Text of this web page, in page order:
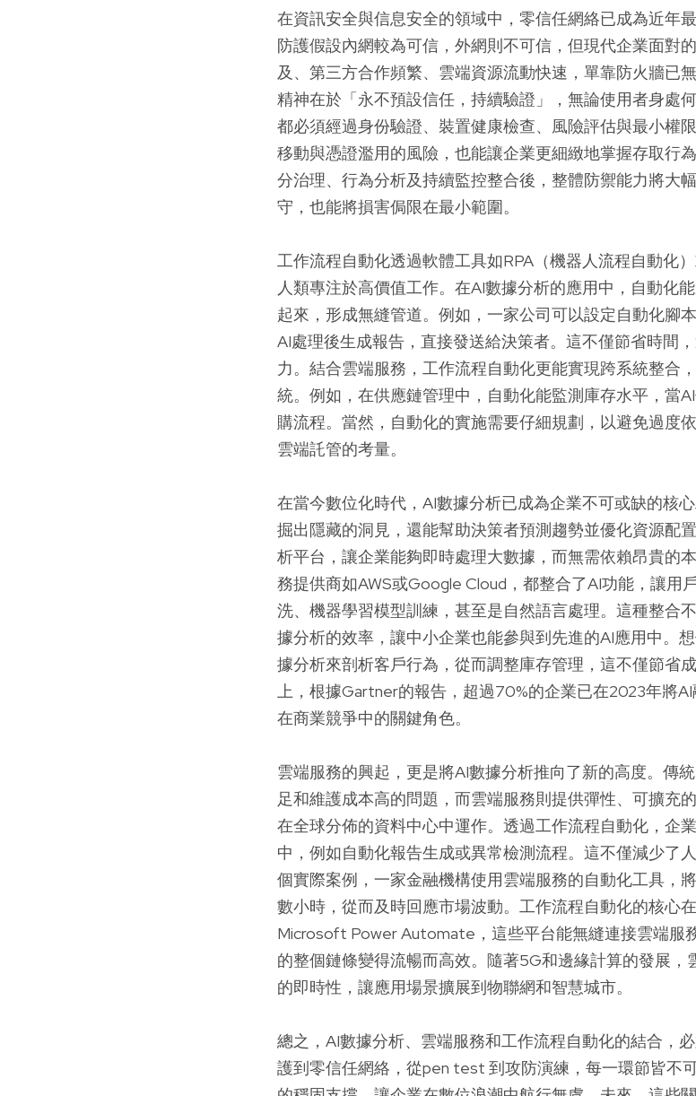
在資訊安全與信息安全的領域中，零信任網絡已成為近年
防護假設內網較為可信，外網則不可信，但現代企業面對
及、第三方合作頻繁、雲端資源流動快速，單靠防火牆已
精神在於「永不預設信任，持續驗證」，無論使用者身處
都必須經過身份驗證、裝置健康檢查、風險評估與最小權
移動與憑證濫用的風險，也能讓企業更細緻地掌握存取行
分治理、行為分析及持續監控整合後，整體防禦能力將大
守，也能將損害侷限在最小範圍。
工作流程自動化透過軟體工具如RPA（機器人流程自動化
人類專注於高價值工作。在AI數據分析的應用中，自動化
起來，形成無縫管道。例如，一家公司可以設定自動化腳
AI處理後生成報告，直接發送給決策者。這不僅節省時間
力。結合雲端服務，工作流程自動化更能實現跨系統整合
統。例如，在供應鏈管理中，自動化能監測庫存水平，當
購流程。當然，自動化的實施需要仔細規劃，以避免過度
雲端託管的考量。
在當今數位化時代，AI數據分析已成為企業不可或缺的核
掘出隱藏的洞見，還能幫助決策者預測趨勢並優化資源配
析平台，讓企業能夠即時處理大數據，而無需依賴昂貴的
務提供商如AWS或Google Cloud，都整合了AI功能，讓用
洗、機器學習模型訓練，甚至是自然語言處理。這種整合
據分析的效率，讓中小企業也能參與到先進的AI應用中。
據分析來剖析客戶行為，從而調整庫存管理，這不僅節省
上，根據Gartner的報告，超過70%的企業已在2023年將
在商業競爭中的關鍵角色。
雲端服務的興起，更是將AI數據分析推向了新的高度。傳
足和維護成本高的問題，而雲端服務則提供彈性、可擴充
在全球分佈的資料中心中運作。透過工作流程自動化，企
中，例如自動化報告生成或異常檢測流程。這不僅減少了
個實際案例，一家金融機構使用雲端服務的自動化工具，
數小時，從而及時回應市場波動。工作流程自動化的核心
Microsoft Power Automate，這些平台能無縫連接雲端服
的整個鏈條變得流暢而高效。隨著5G和邊緣計算的發展，
的即時性，讓應用場景擴展到物聯網和智慧城市。
總之，AI數據分析、雲端服務和工作流程自動化的結合，
護到零信任網絡，從pen test 到攻防演練，每一環節皆不